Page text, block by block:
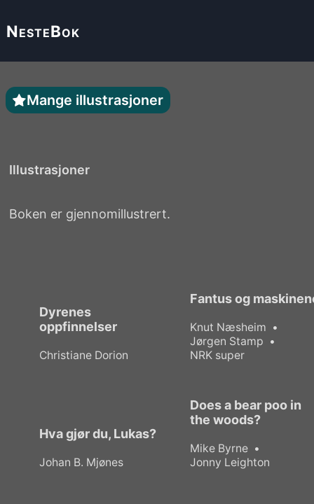
NesteBok
Mange illustrasjoner
Illustrasjoner
Boken er gjennomillustrert.
Dyrenes
oppfinnelser
Christiane Dorion
Fantus og
Knut Næsheim
Jørgen Stamp
NRK super
Hva gjør du, Lukas?
Johan B. Mjønes
Does a bear poo in
the woods?
Mike Byrne
Jonny Leighton